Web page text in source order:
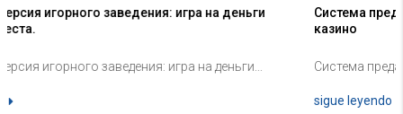
на деньги
на деньги...
Система преданности с ценными
Система преданности с ценными бонусами